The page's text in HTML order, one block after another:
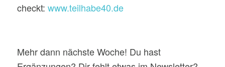
checkt: www.teilhabe40.de
Mehr dann nächste Woche! Du hast